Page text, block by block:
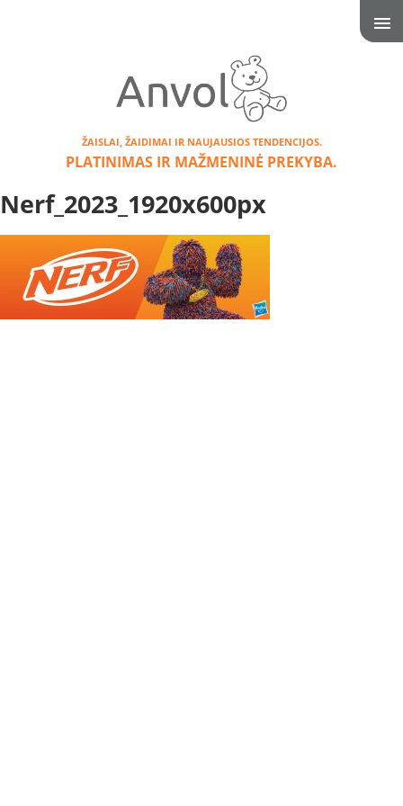
ŽAISLAI, ŽAIDIMAI IR NAUJAUSIOS TENDENCIJOS.
PLATINIMAS IR MAŽMENINĖ PREKYBA.
Nerf_2023_1920x600px